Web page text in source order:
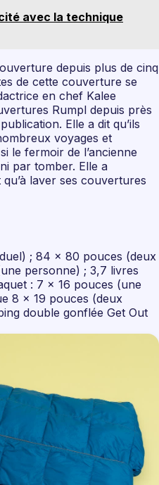
avec la technique
depuis plus de cinq
de cette couverture se
en chef Kalee
Rumpl depuis près
Elle a dit qu’ils
voyages et
le fermoir de l’ancienne
par tomber. Elle a
qu’à laver ses couvertures
; 84 x 80 pouces (deux
personne) ; 3,7 livres
: 7 x 16 pouces (une
8 x 19 pouces (deux
double gonflée Get Out